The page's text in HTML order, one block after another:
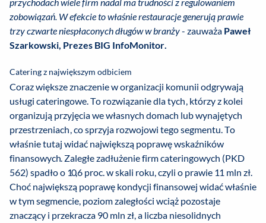
przychodach wiele firm nadal ma trudności z regulowaniem
zobowiązań. W efekcie to właśnie restauracje generują prawie
trzy czwarte niespłaconych długów w branży- zauważa Paweł
Szarkowski, Prezes BIG InfoMonitor.
Catering z największym odbiciem
Coraz większe znaczenie w organizacji komunii odgrywają
usługi cateringowe. To rozwiązanie dla tych, którzy z kolei
organizują przyjęcia we własnych domach lub wynajętych
przestrzeniach, co sprzyja rozwojowi tego segmentu. To
właśnie tutaj widać największą poprawę wskaźników
finansowych. Zaległe zadłużenie firm cateringowych (PKD
562) spadło o 10,6 proc. w skali roku, czyli o prawie 11 mln zł.
Choć największą poprawę kondycji finansowej widać właśnie
w tym segmencie, poziom zaległości wciąż pozostaje
znaczący i przekracza 90 mln zł, a liczba niesolidnych